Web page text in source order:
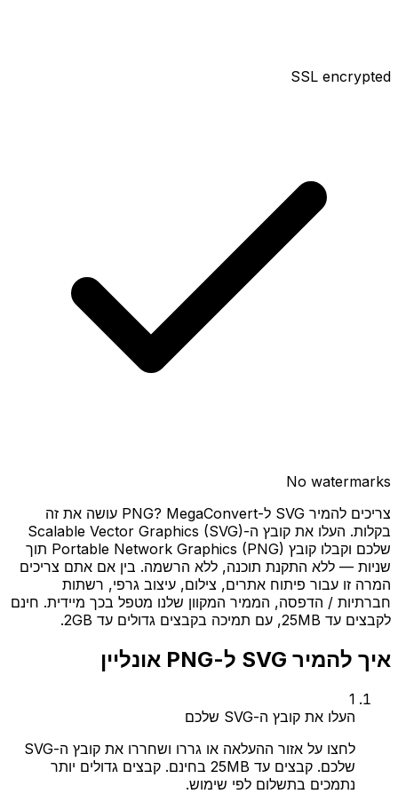
SSL encrypted
No watermarks
צריכים להמיר SVG ל-PNG? MegaConvert עושה את זה
בקלות. העלו את קובץ ה-Scalable Vector Graphics (SVG)
שלכם וקבלו קובץ Portable Network Graphics (PNG) תוך
שניות — ללא התקנת תוכנה, ללא הרשמה. בין אם אתם צריכים
המרה זו עבור פיתוח אתרים, צילום, עיצוב גרפי, רשתות
חברתיות / הדפסה, הממיר המקוון שלנו מטפל בכך מיידית. חינם
לקבצים עד 25MB, עם תמיכה בקבצים גדולים עד 2GB.
איך להמיר SVG ל-PNG אונליין
1
העלו את קובץ ה-SVG שלכם
לחצו על אזור ההעלאה או גררו ושחררו את קובץ ה-SVG
שלכם. קבצים עד 25MB בחינם. קבצים גדולים יותר
נתמכים בתשלום לפי שימוש.